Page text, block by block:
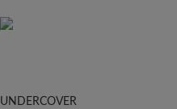
UNDERCOVER